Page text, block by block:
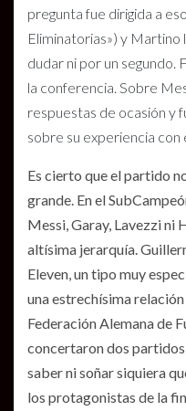
pregunta fue dirigida a
Eliminatorias») y Martino
dudar ni por un
la conferencia. Sobre
respuestas de ocasión y
sobre su experiencia con
Es cierto que el partido
grande. En el
Messi, Garay, Lavezzi ni
altísima jerarquía.
Eleven, un tipo muy
una estrechísima
Federación Alemana de
concertaron dos partidos
saber ni soñar siquiera
los protagonistas de la